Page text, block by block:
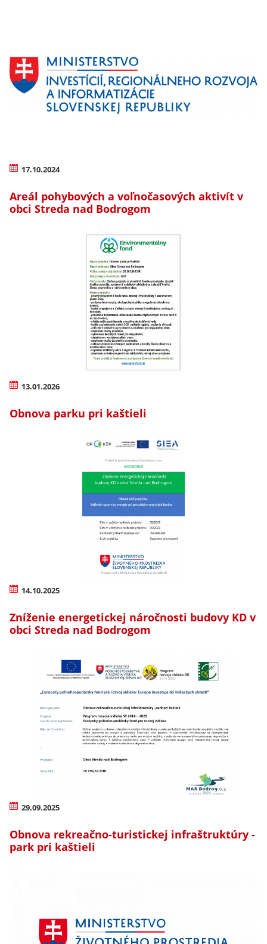
17.10.2024
Areál pohybových a voľnočasových aktivít v
obci Streda nad Bodrogom
13.01.2026
Obnova parku pri kaštieli
14.10.2025
Zníženie energetickej náročnosti budovy KD v
obci Streda nad Bodrogom
29.09.2025
Obnova rekreačno-turistickej infraštruktúry -
park pri kaštieli